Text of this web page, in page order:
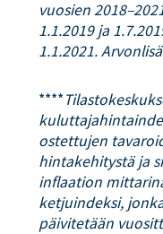
vuosien
1.1.2019 ja
1.1.2021.
****
ostettujen
hintakehitystä ja
inflaation
ketjuindeksi,
päivitetään